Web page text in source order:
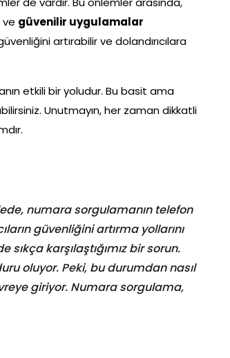
ve güvenilir uygulamalar
artırabilir ve dolandırıcılara
etkili bir yoludur. Bu basit ama
Unutmayın, her zaman dikkatli
numara sorgulamanın telefon
güvenliğini artırma yollarını
sıkça karşılaştığımız bir sorun.
oluyor. Peki, bu durumdan nasıl
giriyor. Numara sorgulama,